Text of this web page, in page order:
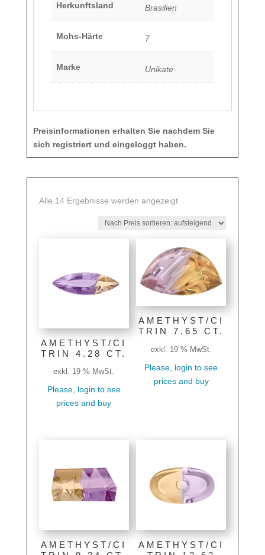
Herkunftsland Brasilien
Mohs-Härte 7
Marke Unikate
Preisinformationen erhalten Sie nachdem Sie
sich registriert und eingeloggt haben.
Alle 14 Ergebnisse werden angezeigtNach
sortiert:
AMETHYST/CI
TRIN 4.28 CT.
exkl. 19 % MwSt.
Please, login to see
prices and buy
AMETHYST/CI
TRIN 7.65 CT.
exkl. 19 % MwSt.
Please, login to see
prices and buy
AMETHYST/CI
AMETHYST/CI